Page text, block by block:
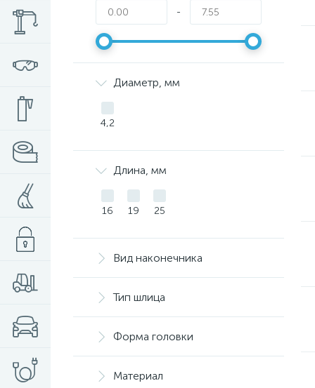
-
Диаметр, мм
4,2
Длина, мм
16 19 25
Вид наконечника
Тип шлица
Форма головки
Материал